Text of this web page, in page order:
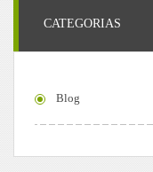
CATEGORIAS
Blog